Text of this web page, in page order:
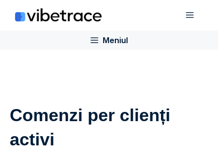
Meniul
Comenzi per clienți
activi